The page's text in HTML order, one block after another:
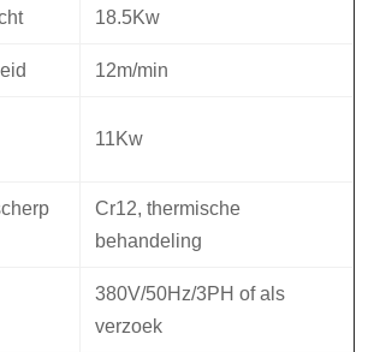
18.5Kw
12m/min
11Kw
Cr12, thermische
behandeling
380V/50Hz/3PH of als
verzoek